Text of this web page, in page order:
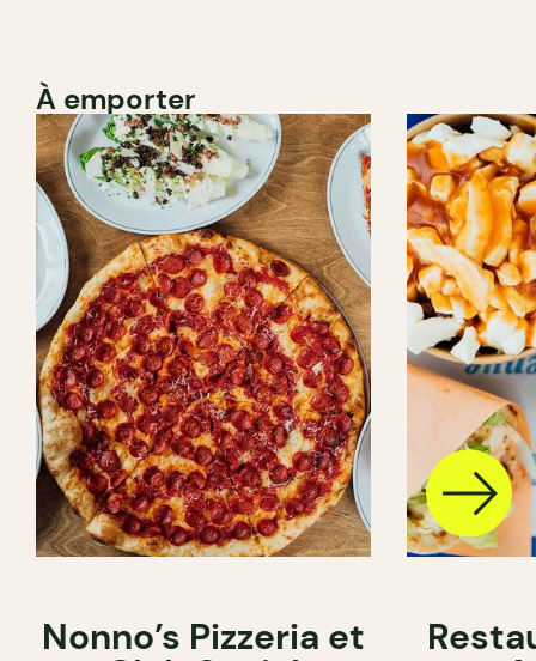
À emporter
Nonno’s Pizzeria et